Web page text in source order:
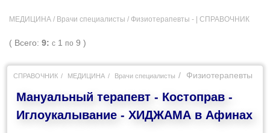
МЕДИЦИНА / Врачи специалисты / Физиотерапевты - | СПРАВОЧНИК
( Всего: 9: с 1 по 9 )
СПРАВОЧНИК МЕДИЦИНА Врачи специалисты Физиотерапевты
Мануальный терапевт - Костоправ -
Иглоукалывание - ХИДЖАМА в Афинах